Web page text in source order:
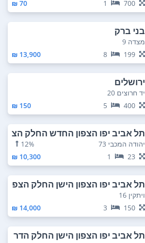
700
1
70 ₪
בני ברק
מצדה 9
199
8
13,900 ₪
ירושלים
יד חרוצים 20
400
5
150 ₪
תל אביב יפו הצפון החדש החלק הצ
פוני
יהודה המכבי 73
12%
23
1
10,300 ₪
תל אביב יפו הצפון הישן החלק הצפ
וני
ויתקין 16
150
3
14,000 ₪
תל אביב יפו הצפון הישן החלק הדר